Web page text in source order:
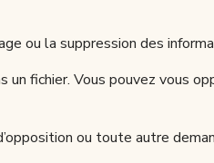
ou la suppression des
fichier. Vous pouvez vous
ou toute autre